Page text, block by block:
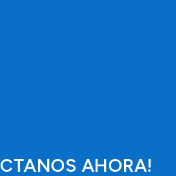
AHORA!